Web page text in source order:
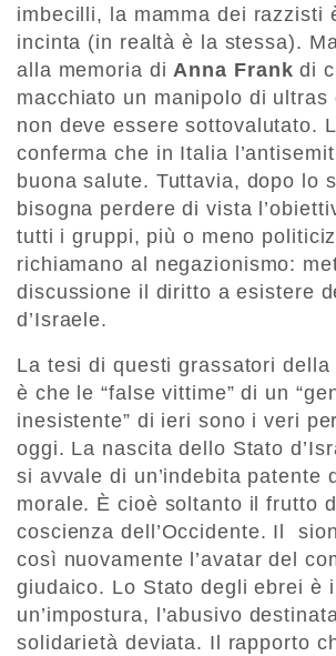
imbecilli, la mamma dei razzisti
incinta (in realtà è la stessa).
alla memoria diAnna Frank di
macchiato un manipolo di ultras
non deve essere sottovalutato.
conferma che in Italia
buona salute. Tuttavia, dopo lo
bisogna perdere di vista
tutti i gruppi, più o meno
richiamano al negazionismo:
discussione il diritto a esistere
d’Israele.
La tesi di questi grassatori
è che le “false vittime” di un
inesistente” di ieri sono i veri
oggi. La nascita dello Stato
si avvale di un’indebita patente
morale. È cioè soltanto il frutto
coscienza dell’Occidente. Il
così nuovamente l’avatar del
giudaico. Lo Stato degli ebrei è
un’impostura, l’abusivo
solidarietà deviata. Il rapporto